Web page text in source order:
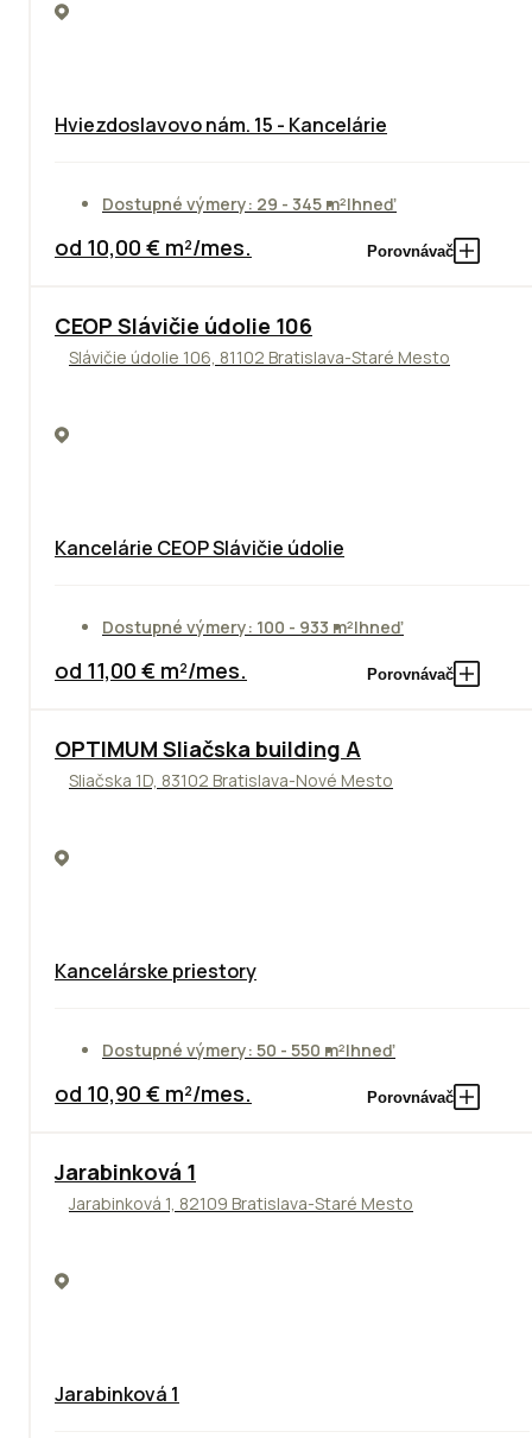
Hviezdoslavovo nám. 15 - Kancelárie
Dostupné výmery: 29 - 345 m²Ihneď
od 10,00 € m²/mes. Porovnávač
CEOP Slávičie údolie 106
Slávičie údolie 106, 81102 Bratislava-Staré Mesto
Kancelárie CEOP Slávičie údolie
Dostupné výmery: 100 - 933 m²Ihneď
od 11,00 € m²/mes. Porovnávač
OPTIMUM Sliačska building A
Sliačska 1D, 83102 Bratislava-Nové Mesto
Kancelárske priestory
Dostupné výmery: 50 - 550 m²Ihneď
od 10,90 € m²/mes. Porovnávač
Jarabinková 1
Jarabinková 1, 82109 Bratislava-Staré Mesto
Jarabinková 1